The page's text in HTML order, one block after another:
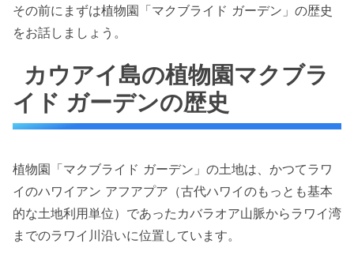
その前にまずは植物園「マクブライド ガーデン」の歴史
をお話しましょう。
カウアイ島の植物園マクブラ
イド ガーデンの歴史
植物園「マクブライド ガーデン」の土地は、かつてラワ
イのハワイアン アフアプア（古代ハワイのもっとも基本
的な土地利用単位）であったカバラオア山脈からラワイ湾
までのラワイ川沿いに位置しています。